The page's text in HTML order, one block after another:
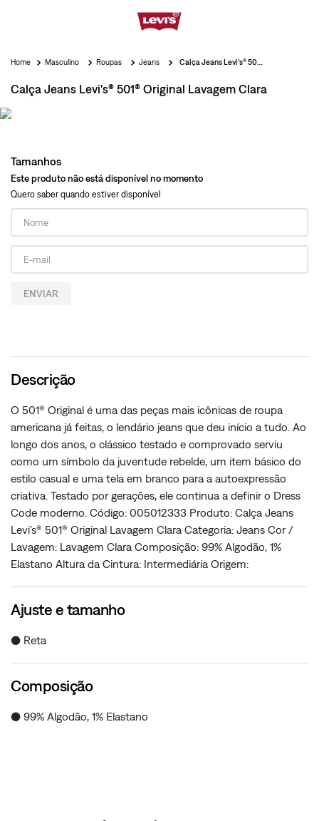
Masculino Roupas Jeans
Calça Jeans Levi's® 501® Original Lavagem Clara
Tamanhos
Este produto não está disponível no momento
Quero saber quando estiver disponível
ENVIAR
Descrição
O 501® Original é uma das peças mais icônicas de roupa
americana já feitas, o lendário jeans que deu início a tudo. Ao
longo dos anos, o clássico testado e comprovado serviu
como um símbolo da juventude rebelde, um item básico do
estilo casual e uma tela em branco para a autoexpressão
criativa. Testado por gerações, ele continua a definir o Dress
Code moderno. Código: 005012333 Produto: Calça Jeans
Levi's® 501® Original Lavagem Clara Categoria: Jeans Cor /
Lavagem: Lavagem Clara Composição: 99% Algodão, 1%
Elastano Altura da Cintura: Intermediária Origem:
Ajuste e tamanho
● Reta
Composição
● 99% Algodão, 1% Elastano